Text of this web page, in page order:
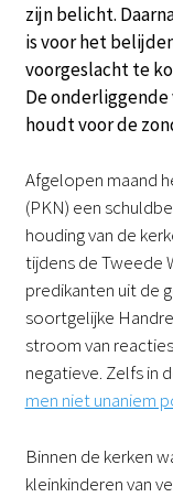
zijn belicht.
is voor het
voorgeslacht te
De onderliggende
houdt voor de
Afgelopen maand
(PKN) een
houding van de
tijdens de Tweede
predikanten uit de
soortgelijke
stroom van
negatieve. Zelfs in
men niet unaniem
Binnen de kerken
kleinkinderen van